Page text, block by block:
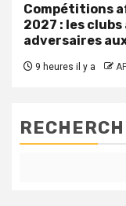
Compétitions
2027 : les
adversaires
9 heures il y a